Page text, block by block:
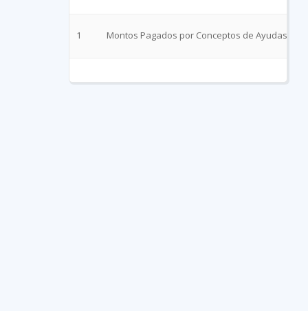
1 Montos Pagados por Conceptos de Ayudas y